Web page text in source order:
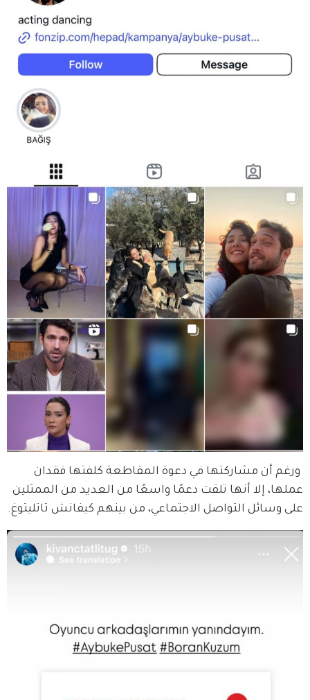
ورغم أن مشاركتها في دعوة المقاطعة كلفتها فقدان
عملها، إلا أنها تلقت دعمًا واسعًا من العديد من الممثلين
على وسائل التواصل الاجتماعي، من بينهم كيفانش تاتليتوغ.